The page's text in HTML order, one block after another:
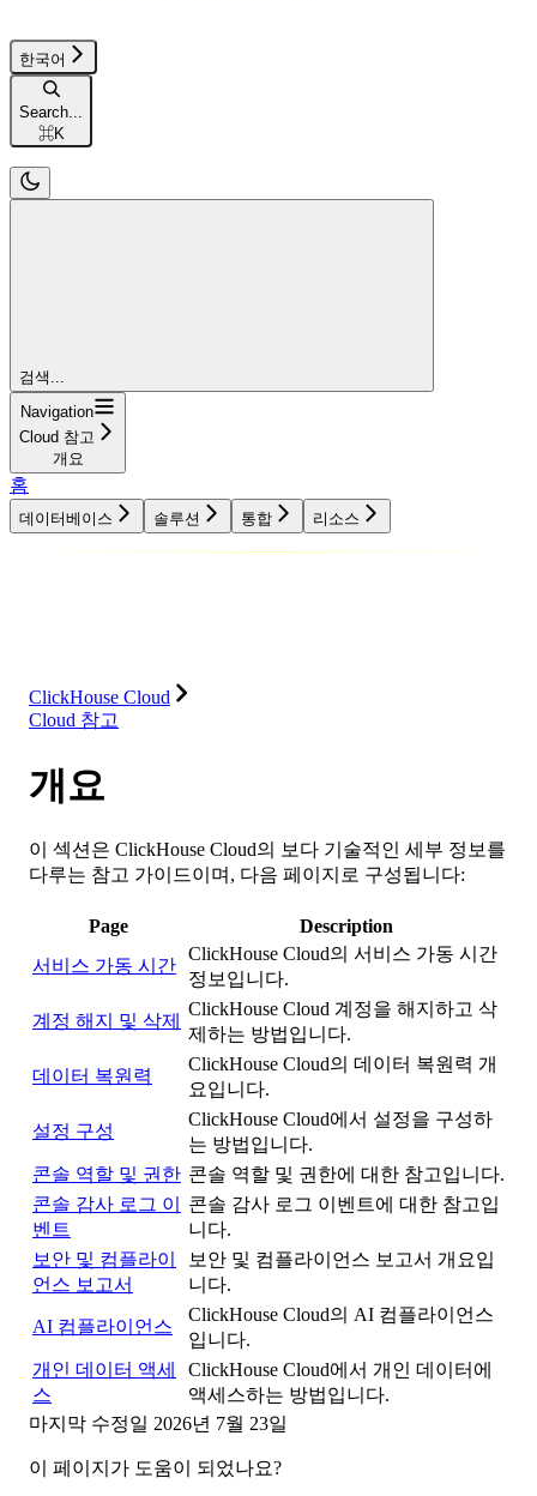
한국어
Search...
⌘K
검색...
Navigation
Cloud 참고
개요
홈
데이터베이스 솔루션 통합 리소스
ClickHouse Cloud
Cloud 참고
개요
이 섹션은 ClickHouse Cloud의 보다 기술적인 세부 정보를
다루는 참고 가이드이며, 다음 페이지로 구성됩니다:
Page
Description
서비스 가동 시간
ClickHouse Cloud의 서비스 가동 시간
정보입니다.
계정 해지 및 삭제
ClickHouse Cloud 계정을 해지하고 삭
제하는 방법입니다.
데이터 복원력
ClickHouse Cloud의 데이터 복원력 개
요입니다.
설정 구성
ClickHouse Cloud에서 설정을 구성하
는 방법입니다.
콘솔 역할 및 권한 콘솔 역할 및 권한에 대한 참고입니다.
콘솔 감사 로그 이
벤트
콘솔 감사 로그 이벤트에 대한 참고입
니다.
보안 및 컴플라이
언스 보고서
보안 및 컴플라이언스 보고서 개요입
니다.
AI 컴플라이언스
ClickHouse Cloud의 AI 컴플라이언스
입니다.
개인 데이터 액세
스
ClickHouse Cloud에서 개인 데이터에
액세스하는 방법입니다.
마지막 수정일 2026년 7월 23일
이 페이지가 도움이 되었나요?